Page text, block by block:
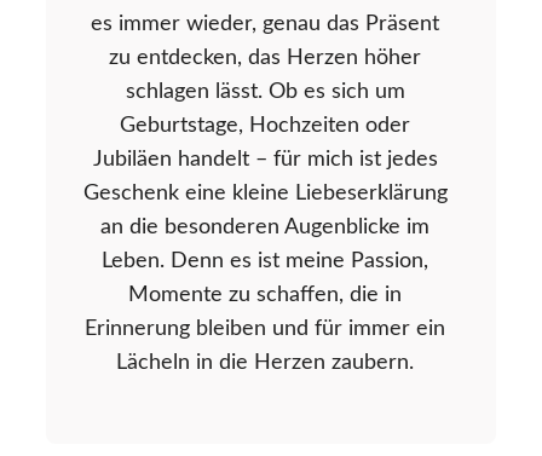
es immer wieder, genau das Präsent
zu entdecken, das Herzen höher
schlagen lässt. Ob es sich um
Geburtstage, Hochzeiten oder
Jubiläen handelt – für mich ist jedes
Geschenk eine kleine Liebeserklärung
an die besonderen Augenblicke im
Leben. Denn es ist meine Passion,
Momente zu schaffen, die in
Erinnerung bleiben und für immer ein
Lächeln in die Herzen zaubern.